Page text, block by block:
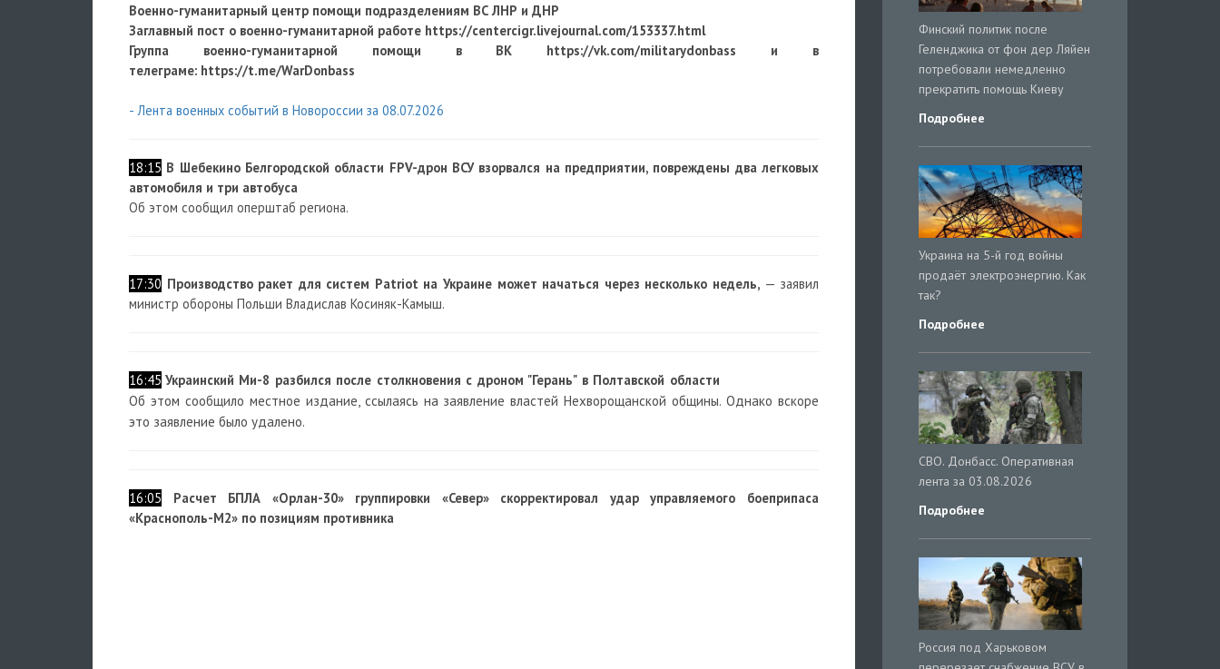
Военно-гуманитарный центр помощи подразделениям ВС ЛНР и ДНР
Заглавный пост о военно-гуманитарной работе https://centercigr.livejournal.com/153337.html
Группа военно-гуманитарной помощи в ВК https://vk.com/militarydonbass и в
телеграме: https://t.me/WarDonbass
- Лента военных событий в Новороссии за 08.07.2026
18:15 В Шебекино Белгородской области FPV-дрон ВСУ взорвался на предприятии, повреждены два легковых
автомобиля и три автобуса
Об этом сообщил оперштаб региона.
17:30 Производство ракет для систем Patriot на Украине может начаться через несколько недель, — заявил
министр обороны Польши Владислав Косиняк-Камыш.
16:45 Украинский Ми-8 разбился после столкновения с дроном "Герань" в Полтавской области
Об этом сообщило местное издание, ссылаясь на заявление властей Нехворощанской общины. Однако вскоре
это заявление было удалено.
16:05
Расчет БПЛА «Орлан-30» группировки «Север» скорректировал удар управляемого боеприпаса
«Краснополь-М2» по позициям противника
Финский политик после
Геленджика от фон дер Ляйен
потребовали немедленно
прекратить помощь Киеву
Подробнее
Украина на 5-й год войны
продаёт электроэнергию. Как
так?
Подробнее
СВО. Донбасс. Оперативная
лента за 03.08.2026
Подробнее
Россия под Харьковом